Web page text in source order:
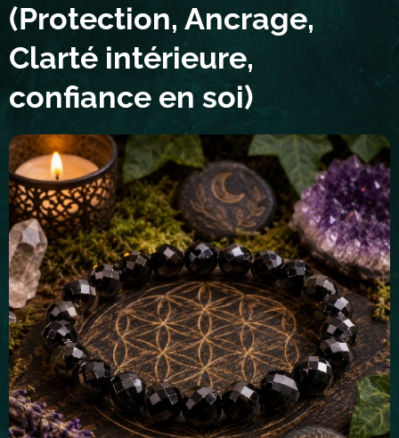
(Protection, Ancrage,
Clarté intérieure,
confiance en soi)